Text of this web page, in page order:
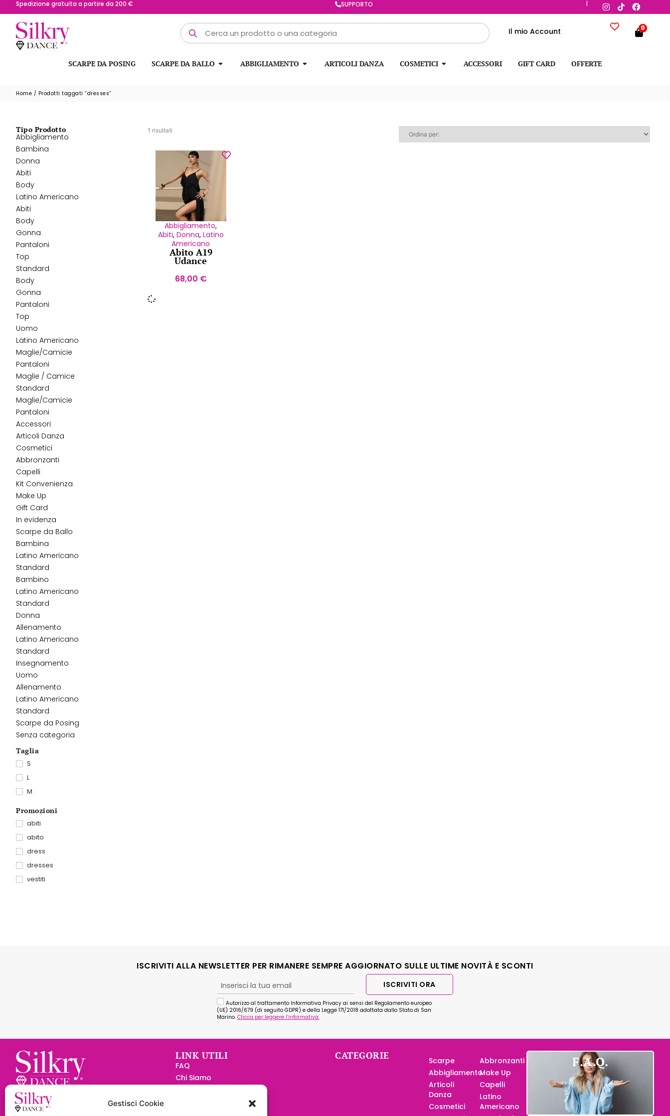
Gestisci Cookie
Possibilità di reso fino a 15 giorni SUPPORTO |
Il mio Account 0
SCARPE DA POSING SCARPE DA BALLO ABBIGLIAMENTO ARTICOLI DANZA COSMETICI ACCESSORI GIFT CARD OFFERTE
Home / Prodotti taggati “dresses”
Tipo Prodotto
Abbigliamento
Bambina
Donna
Abiti
Body
Latino Americano
Abiti
Body
Gonna
Pantaloni
Top
Standard
Body
Gonna
Pantaloni
Top
Uomo
Latino Americano
Maglie/Camicie
Pantaloni
Maglie / Camice
Standard
Maglie/Camicie
Pantaloni
Accessori
Articoli Danza
Cosmetici
Abbronzanti
Capelli
Kit Convenienza
Make Up
Gift Card
In evidenza
Scarpe da Ballo
Bambina
Latino Americano
Standard
Bambino
Latino Americano
Standard
Donna
Allenamento
Latino Americano
Standard
Insegnamento
Uomo
Allenamento
Latino Americano
Standard
Scarpe da Posing
Senza categoria
Taglia
S
L
M
Promozioni
abiti
abito
dress
dresses
vestiti
1 risultati
Abbigliamento,
Abiti, Donna, Latino
Americano
Abito A19
Udance
68,00 €
ISCRIVITI ALLA NEWSLETTER PER RIMANERE SEMPRE AGGIORNATO SULLE ULTIME NOVITÀ E SCONTI
Autorizzo al trattamento Informativa Privacy ai sensi del Regolamento europeo
(UE) 2016/679 (di seguito GDPR) e della Legge 171/2018 adottata dallo Stato di San
Marino. Clicca per leggere l’informativa.
ISCRIVITI ORA
Silkry Dance S.r.l.
Via Pitaria, 10 47899 - Serravalle
Rep. San Marino -
LINK UTILI
FAQ
Chi Siamo
CATEGORIE
Scarpe
Abbigliamento
Articoli
Danza
Cosmetici
Abbronzanti
Make Up
Capelli
Latino
Americano
F.A.Q.